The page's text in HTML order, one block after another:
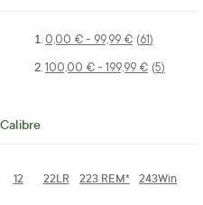
0,00 € - 99,99 € 61
articles
100,00 € - 199,99 € 5
articles
Calibre
12 22LR 223 REM* 243Win